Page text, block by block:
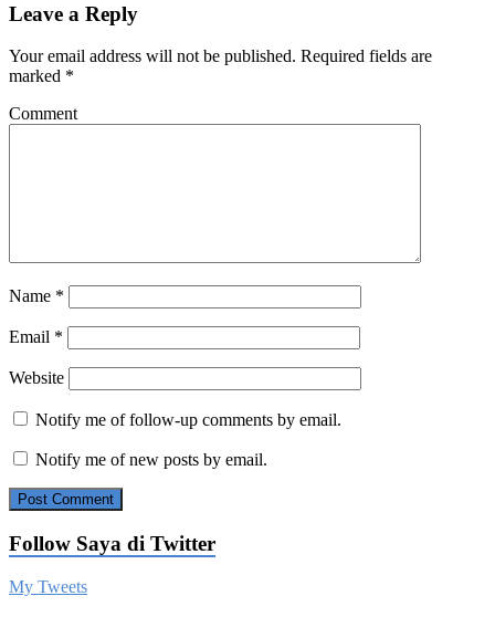
Leave a Reply
Your email address will not be published. Required fields are
marked *
Comment
Name *
Email *
Website
Notify me of follow-up comments by email.
Notify me of new posts by email.
Follow Saya di Twitter
My Tweets